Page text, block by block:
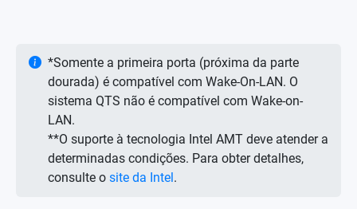
*Somente a primeira porta (próxima da parte
dourada) é compatível com Wake-On-LAN. O
sistema QTS não é compatível com Wake-on-
LAN.
**O suporte à tecnologia Intel AMT deve atender a
determinadas condições. Para obter detalhes,
consulte o site da Intel.